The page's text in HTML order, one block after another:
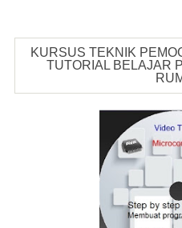
KURSUS TEKNIK
TUTORIAL BELAJAR